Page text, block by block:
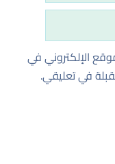
الإلكتروني في
في تعليقي.